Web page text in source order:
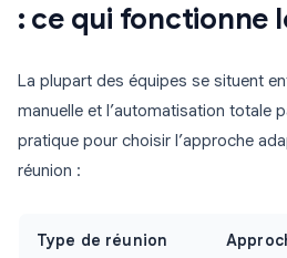
: ce qui fonctionne
La plupart des équipes se situent
manuelle et l’automatisation totale
pratique pour choisir l’approche
réunion :
Type de réunion